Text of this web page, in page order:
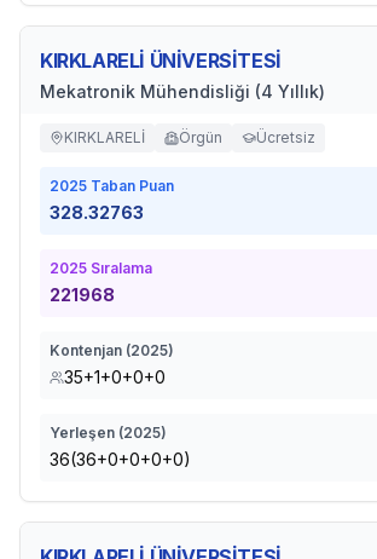
KIRKLARELİ ÜNİVERSİTESİ
Mekatronik Mühendisliği (4 Yıllık)
KIRKLARELİ Örgün Ücretsiz
2025 Taban Puan
328.32763
2025 Sıralama
221968
Kontenjan (2025)
35+1+0+0+0
Yerleşen (2025)
36(36+0+0+0+0)